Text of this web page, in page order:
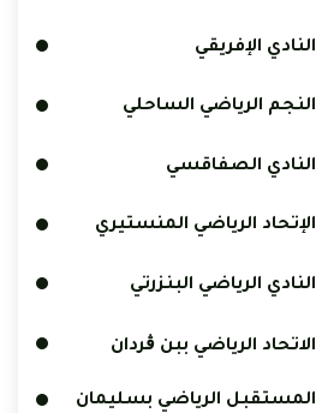
النادي الإفريقي
النجم الرياضي الساحلي
النادي الصفاقسي
الإتحاد الرياضي المنستيري
النادي الرياضي البنزرتي
الاتحاد الرياضي ببن ڨردان
المستقبل الرياضي بسليمان